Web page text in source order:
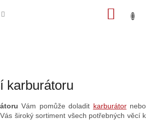
karburátoru
Vám pomůže doladit karburátornebo
široký sortiment všech potřebných věcí k